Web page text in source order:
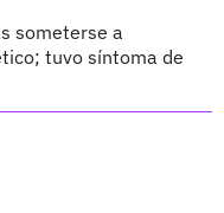
someterse a
tuvo síntoma de